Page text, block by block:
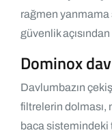
rağmen yanmama
güvenlik
Dominox
Davlumbazın
filtrelerin dolması,
baca sistemindeki